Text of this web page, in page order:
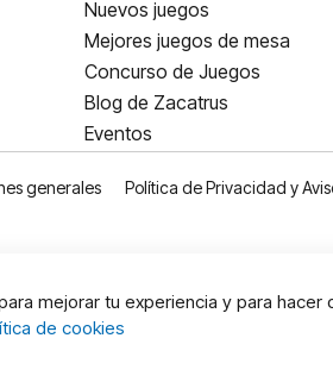
Nuevos juegos
Mejores juegos de mesa
Concurso de Juegos
Blog de Zacatrus
Eventos
generales Política de Privacidad y
mejorar tu experiencia y para
de cookies